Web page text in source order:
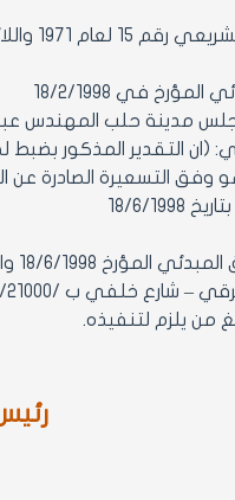
بناء على
في 18/2/1998
المهندس عبدالله الأحمر
(ان التقدير المذكور
1998
1-